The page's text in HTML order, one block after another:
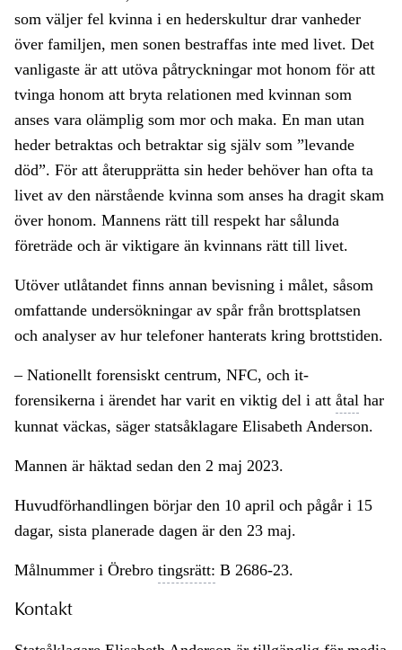
som väljer fel kvinna i en hederskultur drar vanheder
över familjen, men sonen bestraffas inte med livet. Det
vanligaste är att utöva påtryckningar mot honom för att
tvinga honom att bryta relationen med kvinnan som
anses vara olämplig som mor och maka. En man utan
heder betraktas och betraktar sig själv som ”levande
död”. För att återupprätta sin heder behöver han ofta ta
livet av den närstående kvinna som anses ha dragit skam
över honom. Mannens rätt till respekt har sålunda
företräde och är viktigare än kvinnans rätt till livet.
Utöver utlåtandet finns annan bevisning i målet, såsom
omfattande undersökningar av spår från brottsplatsen
och analyser av hur telefoner hanterats kring brottstiden.
– Nationellt forensiskt centrum, NFC, och it-
forensikerna i ärendet har varit en viktig del i att åtal har
kunnat väckas, säger statsåklagare Elisabeth Anderson.
Mannen är häktad sedan den 2 maj 2023.
Huvudförhandlingen börjar den 10 april och pågår i 15
dagar, sista planerade dagen är den 23 maj.
Målnummer i Örebro tingsrätt: B 2686-23.
Kontakt